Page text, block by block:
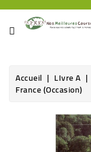
CATÉGORIE
ÉPICERIE
Accueil LIvre A
France (Occasion)
Rupture de stock